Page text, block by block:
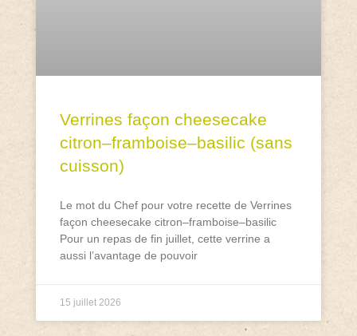
Verrines façon cheesecake
citron–framboise–basilic (sans
cuisson)
Le mot du Chef pour votre recette de Verrines
façon cheesecake citron–framboise–basilic
Pour un repas de fin juillet, cette verrine a
aussi l’avantage de pouvoir
15 juillet 2026